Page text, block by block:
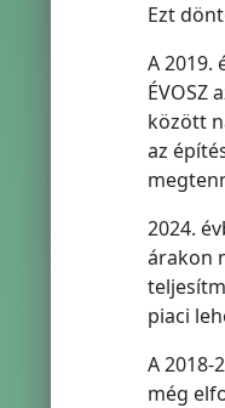
Ezt
A 2019.
ÉVOSZ
között
az
2024.
árakon
piaci
A 2018-
még